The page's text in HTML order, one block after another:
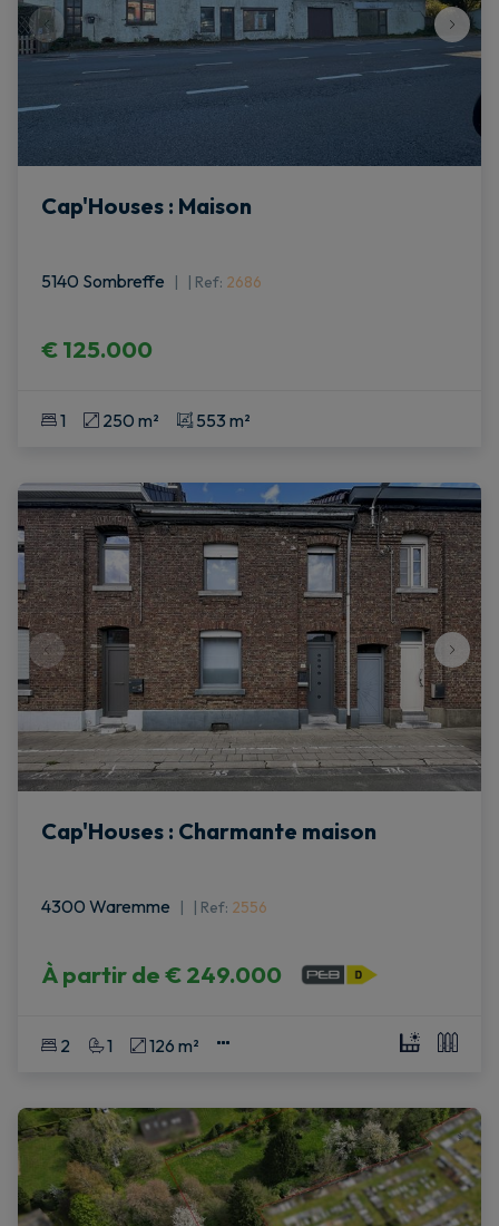
Cap'Houses : Maison
5140 Sombreffe | Ref: 2686
€ 125.000
1 250 m² 553 m²
Cap'Houses : Charmante maison
4300 Waremme | Ref: 2556
À partir de€ 249.000
2 1 126 m²